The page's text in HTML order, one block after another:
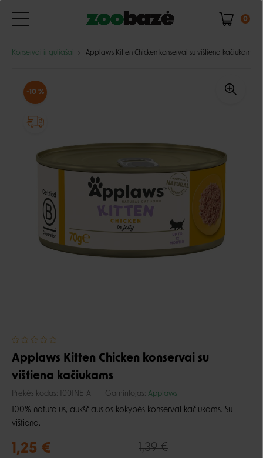
0
Konservai ir guliašai Applaws Kitten Chicken konservai su vištiena kačiukams
-10 %
Applaws Kitten Chicken konservai su
vištiena kačiukams
Prekės kodas: 1001NE-A Gamintojas: Applaws
100% natūralūs, aukščiausios kokybės konservai kačiukams. Su
vištiena.
1,25 € 1,39 €